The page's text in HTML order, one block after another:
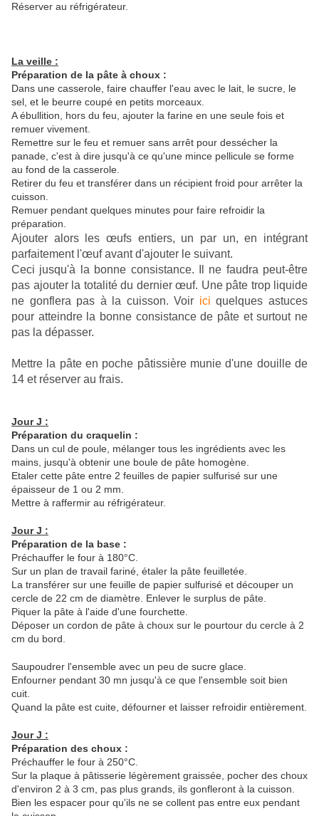
Réserver au réfrigérateur.
La veille :
Préparation de la pâte à choux :
Dans une casserole, faire chauffer l'eau avec le lait, le sucre, le
sel, et le beurre coupé en petits morceaux.
A ébullition, hors du feu, ajouter la farine en une seule fois et
remuer vivement.
Remettre sur le feu et remuer sans arrêt pour dessécher la
panade, c'est à dire jusqu'à ce qu'une mince pellicule se forme
au fond de la casserole.
Retirer du feu et transférer dans un récipient froid pour arrêter la
cuisson.
Remuer pendant quelques minutes pour faire refroidir la
préparation.
Ajouter alors les œufs entiers, un par un, en intégrant
parfaitement l'œuf avant d'ajouter le suivant.
Ceci jusqu'à la bonne consistance. Il ne faudra peut-être
pas ajouter la totalité du dernier œuf. Une pâte trop liquide
ne gonflera pas à la cuisson. Voir ici quelques astuces
pour atteindre la bonne consistance de pâte et surtout ne
pas la dépasser.
Mettre la pâte en poche pâtissière munie d'une douille de
14 et réserver au frais.
Jour J :
Préparation du craquelin :
Dans un cul de poule, mélanger tous les ingrédients avec les
mains, jusqu'à obtenir une boule de pâte homogène.
Etaler cette pâte entre 2 feuilles de papier sulfurisé sur une
épaisseur de 1 ou 2 mm.
Mettre à raffermir au réfrigérateur.
Jour J :
Préparation de la base :
Préchauffer le four à 180°C.
Sur un plan de travail fariné, étaler la pâte feuilletée.
La transférer sur une feuille de papier sulfurisé et découper un
cercle de 22 cm de diamètre. Enlever le surplus de pâte.
Piquer la pâte à l'aide d'une fourchette.
Déposer un cordon de pâte à choux sur le pourtour du cercle à 2
cm du bord.
Saupoudrer l'ensemble avec un peu de sucre glace.
Enfourner pendant 30 mn jusqu'à ce que l'ensemble soit bien
cuit.
Quand la pâte est cuite, défourner et laisser refroidir entièrement.
Jour J :
Préparation des choux :
Préchauffer le four à 250°C.
Sur la plaque à pâtisserie légèrement graissée, pocher des choux
d'environ 2 à 3 cm, pas plus grands, ils gonfleront à la cuisson.
Bien les espacer pour qu'ils ne se collent pas entre eux pendant